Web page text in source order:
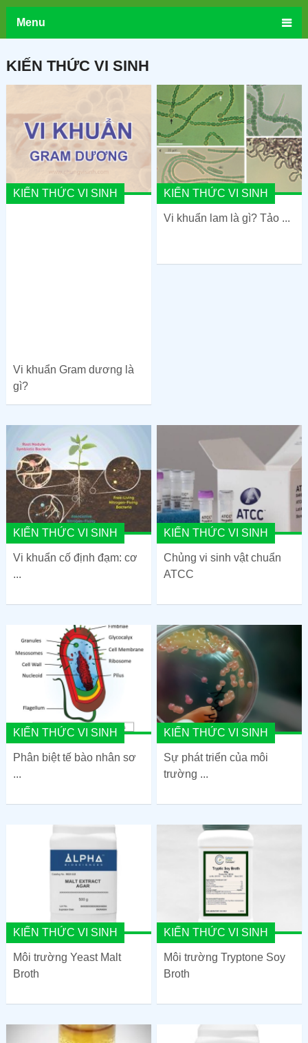
Menu
KIẾN THỨC VI SINH
KIẾN THỨC VI SINH
Vi khuẩn Gram dương là
gì?
KIẾN THỨC VI SINH
Vi khuẩn lam là gì? Tảo ...
KIẾN THỨC VI SINH
Vi khuẩn cố định đạm: cơ
...
KIẾN THỨC VI SINH
Chủng vi sinh vật chuẩn
ATCC
KIẾN THỨC VI SINH
Phân biệt tế bào nhân sơ
...
KIẾN THỨC VI SINH
Sự phát triển của môi
trường ...
KIẾN THỨC VI SINH
Môi trường Yeast Malt
Broth
KIẾN THỨC VI SINH
Môi trường Tryptone Soy
Broth